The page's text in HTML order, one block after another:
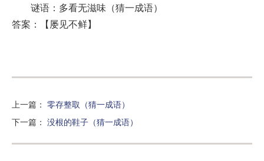
谜语：多看无滋味（猜一成语）
答案：【屡见不鲜】
上一篇 ： 零存整取（猜一成语）
下一篇 ： 没根的鞋子（猜一成语）